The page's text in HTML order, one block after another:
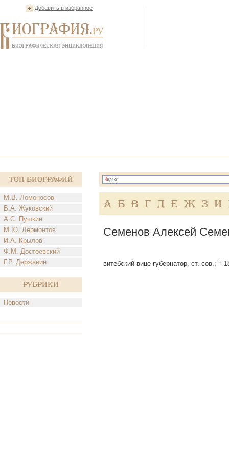
Добавить в избранное
Топ Биографий
М.В. Ломоносов
В.А. Жуковский
А.С. Пушкин
М.Ю. Лермонтов
И.А. Крылов
Ф.М. Достоевский
Г.Р. Державин
Рубрики
Новости
А Б В Г Д Е Ж З И
Семенов Алексей
витебский вице-губернатор, ст. сов.; †